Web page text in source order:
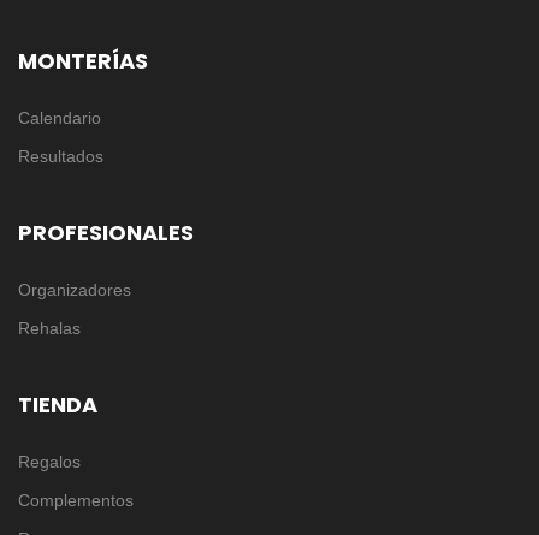
MONTERÍAS
Calendario
Resultados
PROFESIONALES
Organizadores
Rehalas
TIENDA
Regalos
Complementos